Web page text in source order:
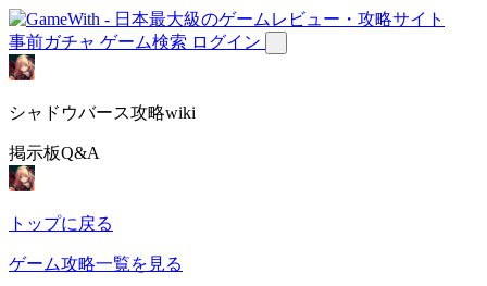
事前ガチャ ゲーム検索 ログイン
シャドウバース攻略wiki
掲示板Q&A
トップに戻る
ゲーム攻略一覧を見る